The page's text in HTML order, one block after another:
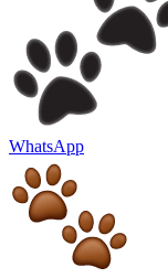
WhatsApp